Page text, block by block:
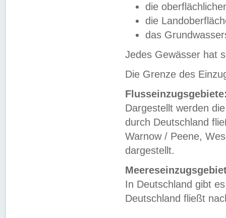
die
die
das
Jedes Gewässer hat
Die Grenze des
Dargestellt werden
durch Deutschland
Warnow / Peene,
dargestellt.
In Deutschland gibt
Deutschland fließt